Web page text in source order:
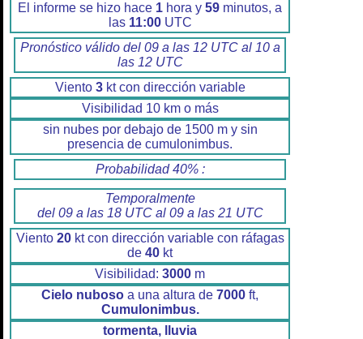
El informe se hizo hace 1 hora y 59 minutos, a
las 11:00UTC
Pronóstico válido del 09 a las 12 UTC al 10 a
las 12 UTC
Viento 3kt con dirección variable
Visibilidad 10 km o más
sin nubes por debajo de 1500 m y sin
presencia de cumulonimbus.
Probabilidad 40% :
Temporalmente
del 09 a las 18 UTC al 09 a las 21 UTC
Viento 20kt con dirección variable con ráfagas
de 40 kt
Visibilidad: 3000 m
Cielo nuboso a una altura de 7000 ft,
Cumulonimbus.
tormenta, lluvia